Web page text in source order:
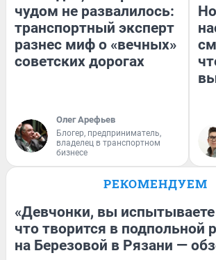
чудом не развалилось:
транспортный эксперт
разнес миф о «вечных»
советских дорогах
Олег Арефьев
Блогер, предприниматель,
владелец в транспортном
бизнесе
РЕКОМЕНДУЕМ
«Девчонки, вы испытываете
что творится в подпольной
на Березовой в Рязани —